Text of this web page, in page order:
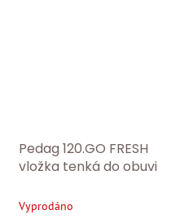
Pedag 120.GO FRESH
vložka tenká do obuvi
Vyprodáno